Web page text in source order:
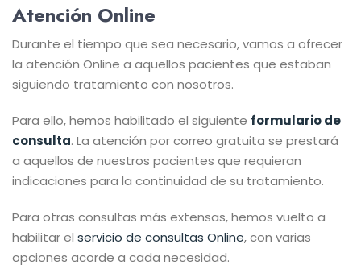
Atención Online
Durante el tiempo que sea necesario, vamos a ofrecer
la atención Online a aquellos pacientes que estaban
siguiendo tratamiento con nosotros.
Para ello, hemos habilitado el siguiente formulario de
consulta. La atención por correo gratuita se prestará
a aquellos de nuestros pacientes que requieran
indicaciones para la continuidad de su tratamiento.
Para otras consultas más extensas, hemos vuelto a
habilitar el servicio de consultas Online, con varias
opciones acorde a cada necesidad.